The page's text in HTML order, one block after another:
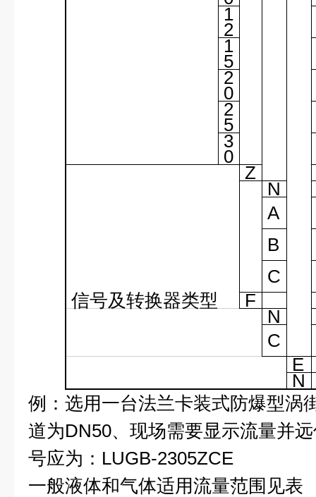
1
2
1
5
2
0
2
5
3
0
信号及转换器类型
Z
N
A
B
C
F
N
C
E
N
例：选用一台法兰卡装式防爆型涡
道为DN50、现场需要显示流量并
号应为：LUGB-2305ZCE
一般液体和气体适用流量范围见表